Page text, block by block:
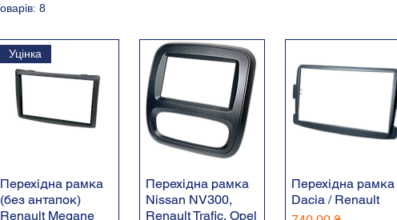
8
Уцінка
Перехідна рамка
(без антапок)
Renault Megane
Перехідна рамка
Nissan NV300,
Renault Trafic, Opel
Перехідна рамка
Dacia / Renault